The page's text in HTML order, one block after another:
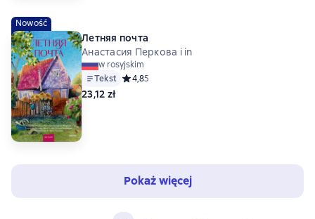
Nowość
Летняя почта
Анастасия Перкова i in
w rosyjskim
Tekst Средний рейтинг 4,8 на основе 5 оценок
4,85
23,12 zł
Pokaż więcej